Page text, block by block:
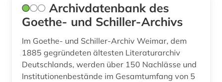
musikwirtschaft (1)
musikzeitschrift (1)
musipädagogik (1)
Archivdatenbank des
Goethe- und Schiller-Archivs
Im Goethe- und Schiller-Archiv Weimar, dem
1885 gegründeten ältesten Literaturarchiv
Deutschlands, werden über 150 Nachlässe und
Institutionenbestände im Gesamtumfang von 5